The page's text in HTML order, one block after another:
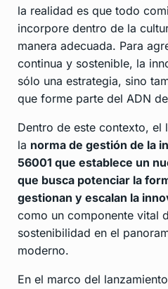
la realidad es que todo
incorpore dentro de la
manera adecuada. Para
continua y sostenible, la
sólo una estrategia, sino
que forme parte del ADN
Dentro de este contexto, el
la norma de gestión de la
56001 que establece un
que busca potenciar la
gestionan y escalan la
como un componente vital
sostenibilidad en el
moderno.
En el marco del